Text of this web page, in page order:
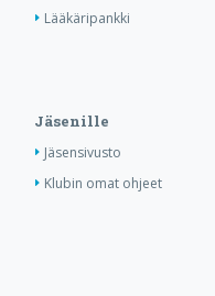
Lääkäripankki
Jäsenille
Jäsensivusto
Klubin omat ohjeet